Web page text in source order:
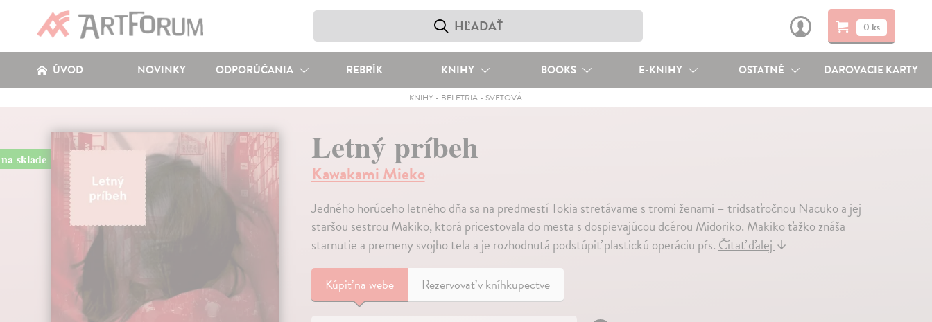
0 ks
ÚVOD NOVINKY ODPORÚČANIA REBRÍK KNIHY BOOKS E-KNIHY OSTATNÉ DAROVACIE KARTY
KNIHY - BELETRIA - SVETOVÁ
na sklade Letný príbeh
Kawakami Mieko
Jedného horúceho letného dňa sa na predmestí Tokia stretávame s tromi ženami – tridsaťročnou Nacuko a jej
staršou sestrou Makiko, ktorá pricestovala do mesta s dospievajúcou dcérou Midoriko. Makiko ťažko znáša
starnutie a premeny svojho tela a je rozhodnutá podstúpiť plastickú operáciu pŕs.Čítať ďalej↓
Kúpiťna webe Rezervovať v kníhkupectve